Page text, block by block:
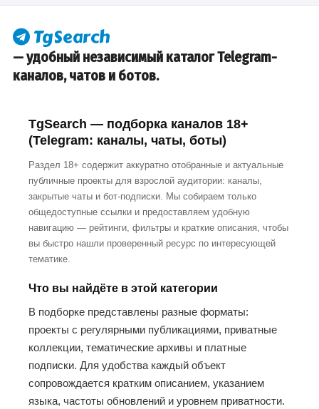
— удобный независимый каталог Telegram-
каналов, чатов и ботов.
TgSearch — подборка каналов 18+
(Telegram: каналы, чаты, боты)
Раздел 18+ содержит аккуратно отобранные и актуальные
публичные проекты для взрослой аудитории: каналы,
закрытые чаты и бот-подписки. Мы собираем только
общедоступные ссылки и предоставляем удобную
навигацию — рейтинги, фильтры и краткие описания, чтобы
вы быстро нашли проверенный ресурс по интересующей
тематике.
Что вы найдёте в этой категории
В подборке представлены разные форматы:
проекты с регулярными публикациями, приватные
коллекции, тематические архивы и платные
подписки. Для удобства каждый объект
сопровождается кратким описанием, указанием
языка, частоты обновлений и уровнем приватности.